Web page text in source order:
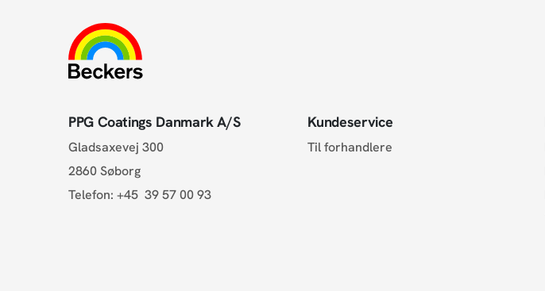
PPG Coatings Danmark A/S
Gladsaxevej 300
2860 Søborg
Telefon:+45 39 57 00 93
Kundeservice
Til forhandlere